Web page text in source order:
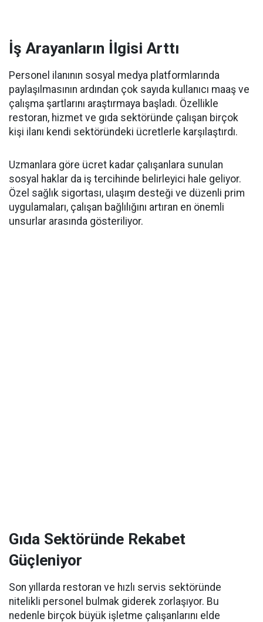
İş Arayanların İlgisi Arttı
Personel ilanının sosyal medya platformlarında
paylaşılmasının ardından çok sayıda kullanıcı maaş ve
çalışma şartlarını araştırmaya başladı. Özellikle
restoran, hizmet ve gıda sektöründe çalışan birçok
kişi ilanı kendi sektöründeki ücretlerle karşılaştırdı.
Uzmanlara göre ücret kadar çalışanlara sunulan
sosyal haklar da iş tercihinde belirleyici hale geliyor.
Özel sağlık sigortası, ulaşım desteği ve düzenli prim
uygulamaları, çalışan bağlılığını artıran en önemli
unsurlar arasında gösteriliyor.
Gıda Sektöründe Rekabet
Güçleniyor
Son yıllarda restoran ve hızlı servis sektöründe
nitelikli personel bulmak giderek zorlaşıyor. Bu
nedenle birçok büyük işletme çalışanlarını elde